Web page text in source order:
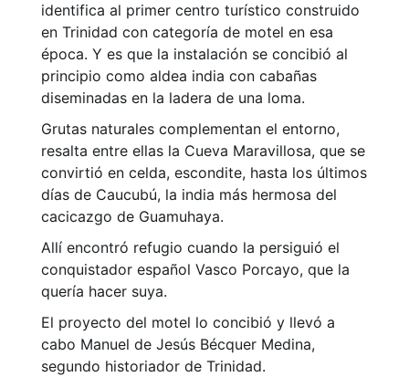
identifica al primer centro turístico construido
en Trinidad con categoría de motel en esa
época. Y es que la instalación se concibió al
principio como aldea india con cabañas
diseminadas en la ladera de una loma.
Grutas naturales complementan el entorno,
resalta entre ellas la Cueva Maravillosa, que se
convirtió en celda, escondite, hasta los últimos
días de Caucubú, la india más hermosa del
cacicazgo de Guamuhaya.
Allí encontró refugio cuando la persiguió el
conquistador español Vasco Porcayo, que la
quería hacer suya.
El proyecto del motel lo concibió y llevó a
cabo Manuel de Jesús Bécquer Medina,
segundo historiador de Trinidad.